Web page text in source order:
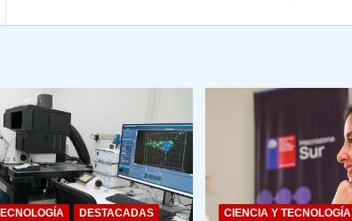
DESTACADAS CIENCIA Y TECNOLOGÍA